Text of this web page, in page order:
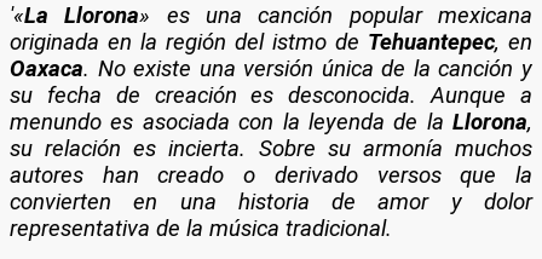
'«La Llorona» es una canción popular mexicana
originada en la región del istmo de Tehuantepec, en
Oaxaca. No existe una versión única de la canción y
su fecha de creación es desconocida. Aunque a
menundo es asociada con la leyenda de la Llorona,
su relación es incierta. Sobre su armonía muchos
autores han creado o derivado versos que la
convierten en una historia de amor y dolor
representativa de la música tradicional.